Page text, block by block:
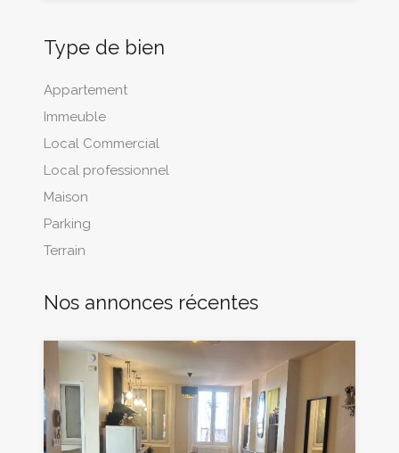
Type de bien
Appartement
Immeuble
Local Commercial
Local professionnel
Maison
Parking
Terrain
Nos annonces récentes